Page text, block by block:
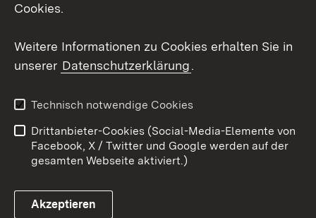
Youtube
Link zum Landesportal
Kontakt
Datenschutz
Barrierefreiheit
Impressum Cookies
Cookies.
Weitere Informationen zu Cookies erhalten Sie in
unserer Datenschutzerklärung.
Technisch notwendige Cookies
Drittanbieter-Cookies (Social-Media-Elemente von
Facebook, X / Twitter und Google werden auf der
gesamten Webseite aktiviert.)
Akzeptieren